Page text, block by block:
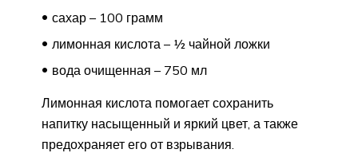
сахар – 100 грамм
лимонная кислота – ½ чайной ложки
вода очищенная – 750 мл
Лимонная кислота помогает сохранить
напитку насыщенный и яркий цвет, а также
предохраняет его от взрывания.